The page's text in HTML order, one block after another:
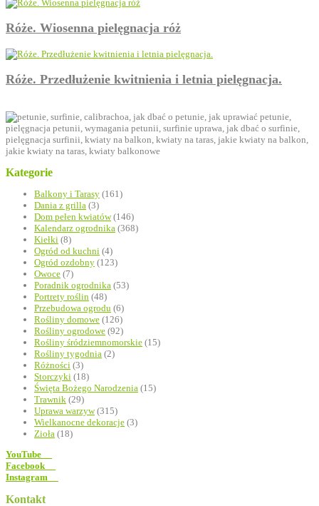
Róże. Wiosenna pielęgnacja róż
Róże. Przedłużenie kwitnienia i letnia pielęgnacja.
Kategorie
Balkony i Tarasy (161)
Dania z grilla (3)
Dom pełen kwiatów(146)
Kalendarz ogrodnika (368)
Kiełki (8)
Ogród od kuchni (4)
Ogród ozdobny (123)
Owoce (7)
Poradnik ogrodnika (53)
Portrety roślin (48)
Przebudowa ogrodu (6)
Rośliny domowe (126)
Rośliny ogrodowe (92)
Rośliny śródziemnomorskie (15)
Rośliny tygodnia (2)
Różności (3)
Storczyki (18)
Święta Bożego Narodzenia (15)
Trawnik (29)
Uprawa warzyw(315)
Wielkanocne dekoracje (3)
Zioła (18)
YouTube
Facebook
Instagram
Kontakt